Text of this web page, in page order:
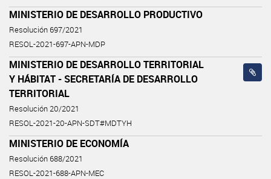
MINISTERIO DE DESARROLLO PRODUCTIVO
Resolución 697/2021
RESOL-2021-697-APN-MDP
MINISTERIO DE DESARROLLO TERRITORIAL
Y HÁBITAT - SECRETARÍA DE DESARROLLO
TERRITORIAL
Resolución 20/2021
RESOL-2021-20-APN-SDT#MDTYH
MINISTERIO DE ECONOMÍA
Resolución 688/2021
RESOL-2021-688-APN-MEC